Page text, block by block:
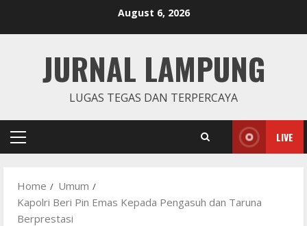
August 6, 2026
JURNAL LAMPUNG
LUGAS TEGAS DAN TERPERCAYA
Primary
LIVE
Home
Umum
Kapolri Beri Pin Emas Kepada Pengasuh dan Taruna
Berprestasi